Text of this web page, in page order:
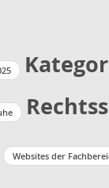
Websites der